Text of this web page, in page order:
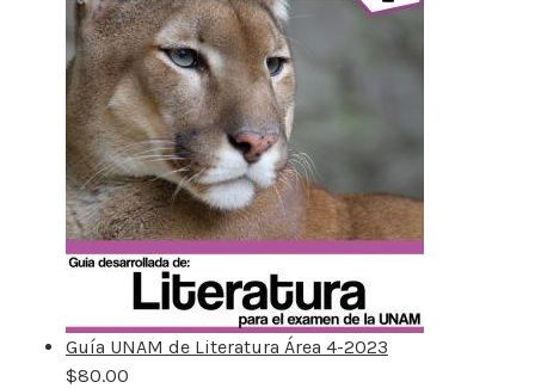
Guía UNAM de Literatura Área 4-2023
$80.00